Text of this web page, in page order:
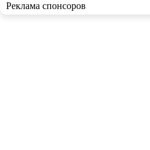
Реклама спонсоров